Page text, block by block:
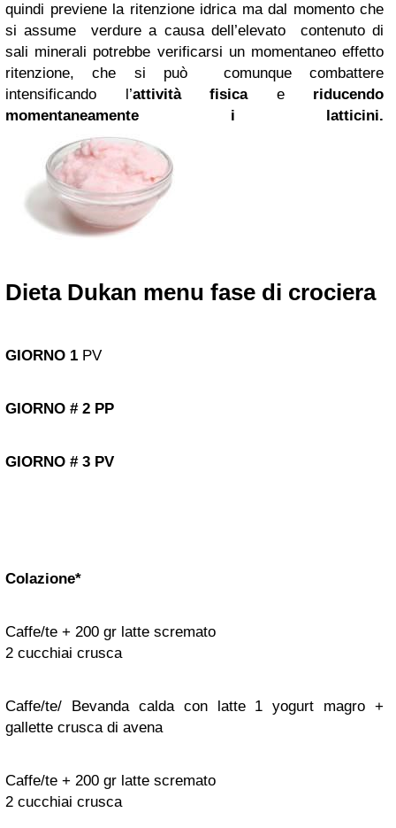
quindi previene la ritenzione idrica ma dal momento che
si assume verdure a causa dell’elevato contenuto di
sali minerali potrebbe verificarsi un momentaneo effetto
ritenzione, che si può comunque combattere
intensificando l’attività fisicae riducendo
momentaneamente i latticini.
Dieta Dukan menu fase di crociera
GIORNO 1 PV
GIORNO # 2 PP
GIORNO # 3 PV
Colazione*
Caffe/te + 200 gr latte scremato
2 cucchiai crusca
Caffe/te/ Bevanda calda con latte 1 yogurt magro +
gallette crusca di avena
Caffe/te + 200 gr latte scremato
2 cucchiai crusca